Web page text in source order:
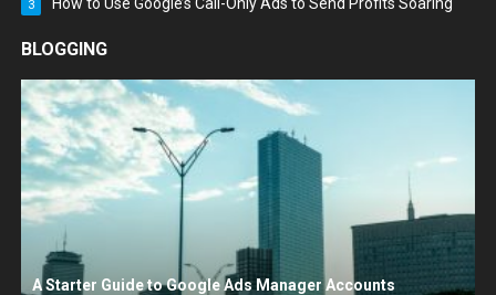
3
BLOGGING
A Starter Guide to Google Ads Manager Accounts